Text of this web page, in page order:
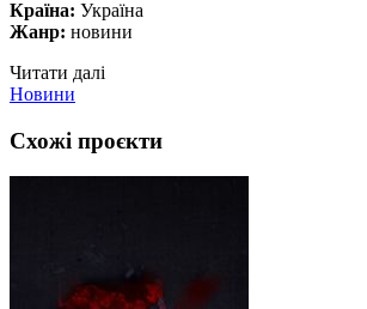
Країна: Україна
Жанр: новини
Читати далі
Новини
Схожі проєкти